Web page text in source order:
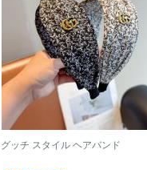
グッチ スタイル ヘアバンド